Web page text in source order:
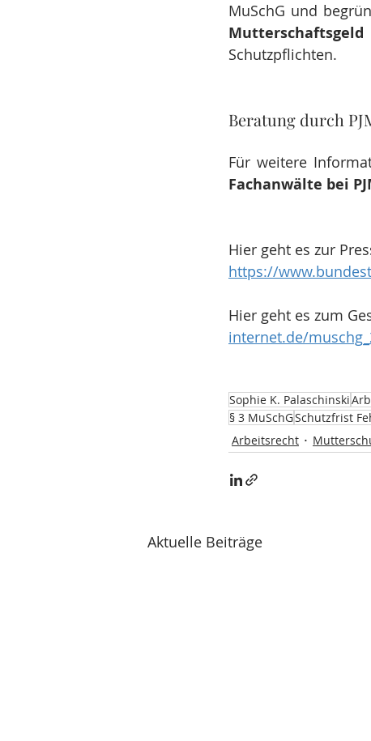
MuSchG und
Mutterschaftsgeld
Schutzpflichten.
Beratung durch
Für weitere
Fachanwälte bei
Hier geht es zur
https://
Hier geht es zum
internet.de/
Sophie K. Palaschinski
§ 3 MuSchGSchutzfrist
Arbeitsrecht
Aktuelle Beiträge